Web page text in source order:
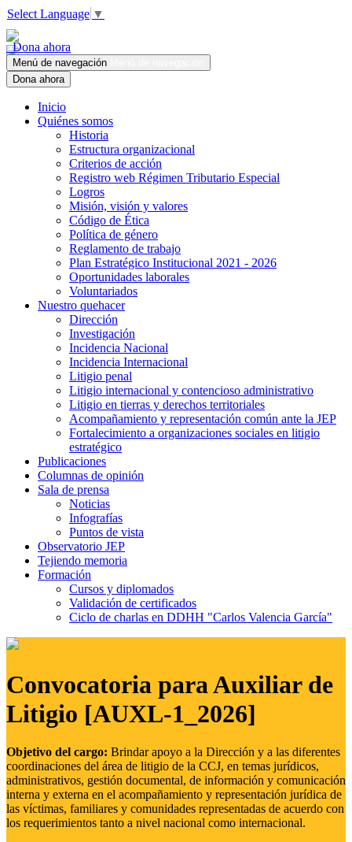
Select Language ▼
Dona ahora
Menú de navegación
Dona ahora
Inicio
Quiénes somos
Historia
Estructura organizacional
Criterios de acción
Registro web Régimen Tributario Especial
Logros
Misión, visión y valores
Código de Ética
Política de género
Reglamento de trabajo
Plan Estratégico Institucional 2021 - 2026
Oportunidades laborales
Voluntariados
Nuestro quehacer
Dirección
Investigación
Incidencia Nacional
Incidencia Internacional
Litigio penal
Litigio internacional y contencioso administrativo
Litigio en tierras y derechos territoriales
Acompañamiento y representación común ante la JEP
Fortalecimiento a organizaciones sociales en litigio
estratégico
Publicaciones
Columnas de opinión
Sala de prensa
Noticias
Infografías
Puntos de vista
Observatorio JEP
Tejiendo memoria
Formación
Cursos y diplomados
Validación de certificados
Ciclo de charlas en DDHH "Carlos Valencia García"
Convocatoria para Auxiliar de
Litigio [AUXL-1_2026]
Objetivo del cargo: Brindar apoyo a la Dirección y a las diferentes
coordinaciones del área de litigio de la CCJ, en temas jurídicos,
administrativos, gestión documental, de información y comunicación
interna y externa en el acompañamiento y representación jurídica de
las víctimas, familiares y comunidades representadas de acuerdo con
los requerimientos tanto a nivel nacional como internacional.